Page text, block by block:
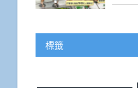
標籤